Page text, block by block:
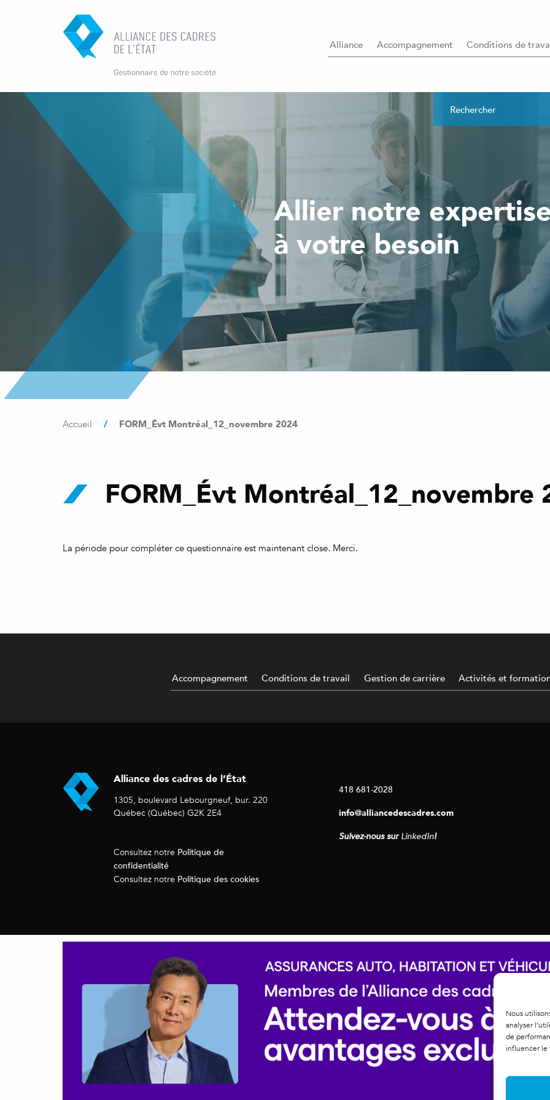
Nous
analyser
de
influencer le
Alliance Accompagnement Conditions de
Allier notre
à votre besoin
Accueil / FORM_Évt Montréal_12_novembre 2024
FORM_Évt Montréal_12_novembre
La période pour compléter ce questionnaire est maintenant close. Merci.
Accompagnement Conditions de travail Gestion de carrière Activités et
Alliance des cadres de l’État
1305, boulevard Lebourgneuf, bur. 220
Québec (Québec) G2K 2E4
Consultez notre Politique de
confidentialité
Consultez notre Politique des cookies
418 681-2028
info@alliancedescadres.com
Suivez-nous surLinkedIn!